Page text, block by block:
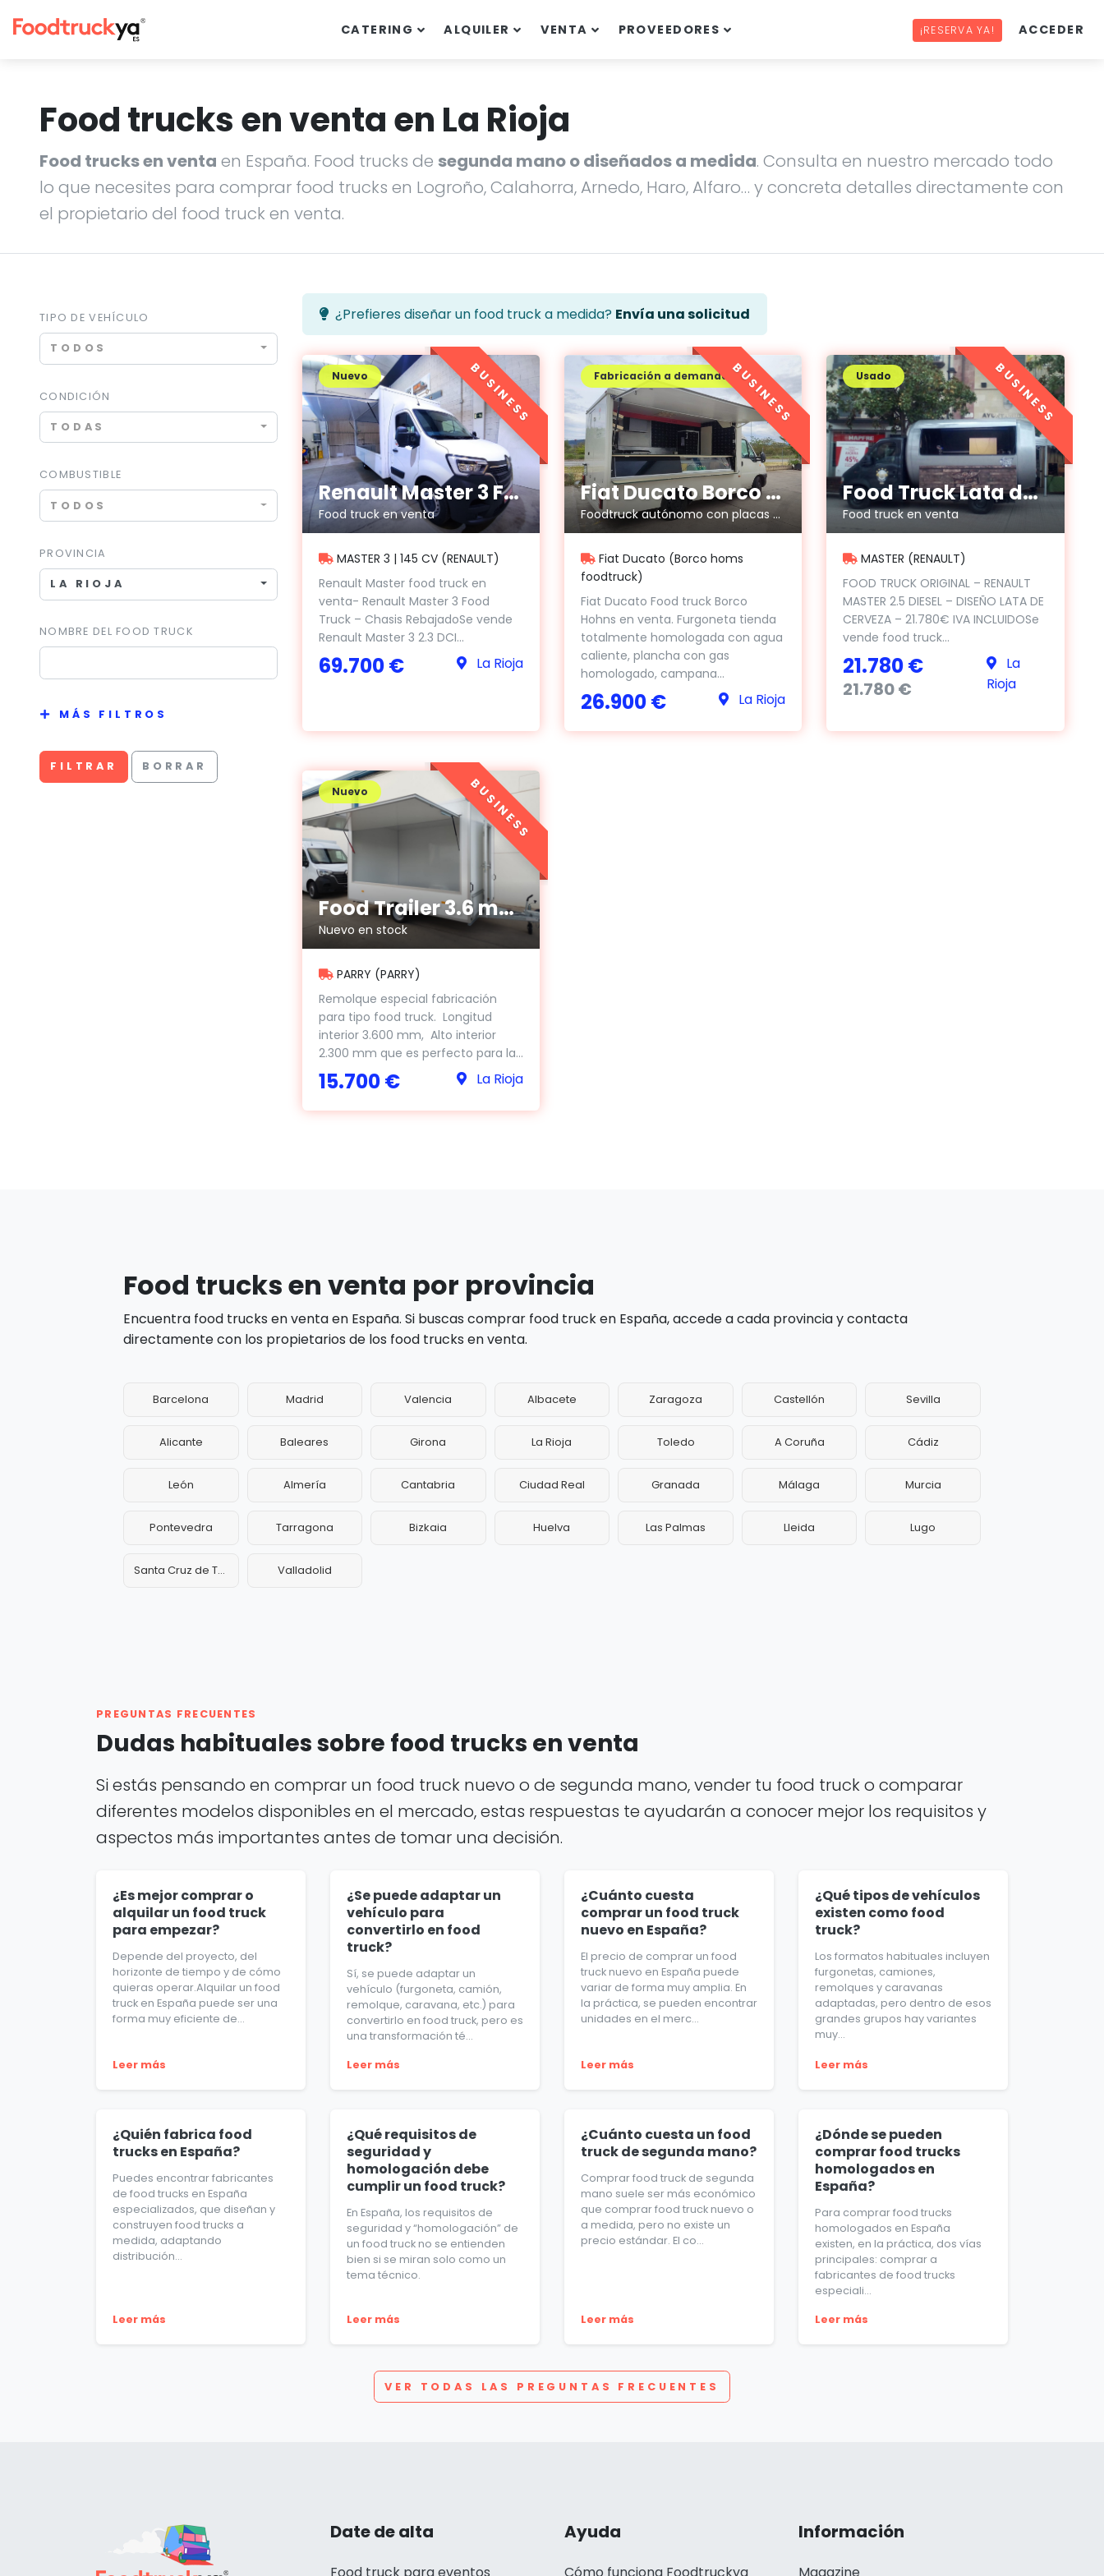
CATERING ALQUILER VENTA PROVEEDORES ¡RESERVA YA! ACCEDER
Food trucks en venta en La Rioja
Food trucks en venta en España. Food trucks de segunda mano o diseñados a medida. Consulta en nuestro mercado todo
lo que necesites para comprar food trucks en Logroño, Calahorra, Arnedo, Haro, Alfaro… y concreta detalles directamente con
el propietario del food truck en venta.
TIPO DE VEHÍCULO
TODOS
CONDICIÓN
TODAS
COMBUSTIBLE
TODOS
PROVINCIA
LA RIOJA
NOMBRE DEL FOOD TRUCK
MÁS FILTROS
FILTRAR BORRAR
¿Prefieres diseñar un food truck a medida? Envía una solicitud
Renault Master 3 Food Truck
Food truck en venta
Nuevo
MASTER 3 | 145 CV (RENAULT)
Renault Master food truck en
venta- Renault Master 3 Food
Truck – Chasis RebajadoSe vende
Renault Master 3 2.3 DCI...
69.700 € La Rioja
BUSINESS
Fiat Ducato Borco Hohns
Foodtruck autónomo con placas solares
Fabricación a demanda
Fiat Ducato (Borco homs
foodtruck)
Fiat Ducato Food truck Borco
Hohns en venta. Furgoneta tienda
totalmente homologada con agua
caliente, plancha con gas
homologado, campana...
26.900 € La Rioja
BUSINESS
Food Truck Lata de Cerveza
Food truck en venta
Usado
MASTER (RENAULT)
FOOD TRUCK ORIGINAL – RENAULT
MASTER 2.5 DIESEL – DISEÑO LATA DE
CERVEZA – 21.780€ IVA INCLUIDOSe
vende food truck...
21.780 €
21.780 €
La
Rioja
BUSINESS
Food Trailer 3.6 metros 1.300 kg
Nuevo en stock
Nuevo
PARRY (PARRY)
Remolque especial fabricación
para tipo food truck. Longitud
interior 3.600 mm, Alto interior
2.300 mm que es perfecto para la...
15.700 € La Rioja
BUSINESS
Food trucks en venta por provincia
Encuentra food trucks en venta en España. Si buscas comprar food truck en España, accede a cada provincia y contacta
directamente con los propietarios de los food trucks en venta.
Barcelona Madrid Valencia Albacete Zaragoza Castellón Sevilla
Alicante Baleares Girona La Rioja Toledo A Coruña Cádiz
León Almería Cantabria Ciudad Real Granada Málaga Murcia
Pontevedra Tarragona Bizkaia Huelva Las Palmas Lleida Lugo
Santa Cruz de Tenerife Valladolid
PREGUNTAS FRECUENTES
Dudas habituales sobre food trucks en venta
Si estás pensando en comprar un food truck nuevo o de segunda mano, vender tu food truck o comparar
diferentes modelos disponibles en el mercado, estas respuestas te ayudarán a conocer mejor los requisitos y
aspectos más importantes antes de tomar una decisión.
¿Es mejor comprar o
alquilar un food truck
para empezar?
Depende del proyecto, del
horizonte de tiempo y de cómo
quieras operar.Alquilar un food
truck en España puede ser una
forma muy eficiente de...
Leer más
¿Se puede adaptar un
vehículo para
convertirlo en food
truck?
Sí, se puede adaptar un
vehículo (furgoneta, camión,
remolque, caravana, etc.) para
convertirlo en food truck, pero es
una transformación té...
Leer más
¿Cuánto cuesta
comprar un food truck
nuevo en España?
El precio de comprar un food
truck nuevo en España puede
variar de forma muy amplia. En
la práctica, se pueden encontrar
unidades en el merc...
Leer más
¿Qué tipos de vehículos
existen como food
truck?
Los formatos habituales incluyen
furgonetas, camiones,
remolques y caravanas
adaptadas, pero dentro de esos
grandes grupos hay variantes
muy...
Leer más
¿Quién fabrica food
trucks en España?
Puedes encontrar fabricantes
de food trucks en España
especializados, que diseñan y
construyen food trucks a
medida, adaptando
distribución...
Leer más
¿Qué requisitos de
seguridad y
homologación debe
cumplir un food truck?
En España, los requisitos de
seguridad y “homologación” de
un food truck no se entienden
bien si se miran solo como un
tema técnico.
Leer más
¿Cuánto cuesta un food
truck de segunda mano?
Comprar food truck de segunda
mano suele ser más económico
que comprar food truck nuevo o
a medida, pero no existe un
precio estándar. El co...
Leer más
¿Dónde se pueden
comprar food trucks
homologados en
España?
Para comprar food trucks
homologados en España
existen, en la práctica, dos vías
principales: comprar a
fabricantes de food trucks
especiali...
Leer más
VER TODAS LAS PREGUNTAS FRECUENTES
Date de alta Ayuda Información